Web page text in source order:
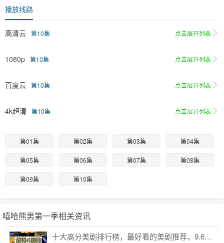
播放线路
高清云 第10集 点击展开列表
1080p 第10集 点击展开列表
百度云 第10集 点击展开列表
4k超清 第10集 点击展开列表
第01集 第02集 第03集 第04集
第05集 第06集 第07集 第08集
第09集 第10集
嘻哈熊男第一季相关资讯
十大高分美剧排行榜，最好看的美剧推荐，9.6分神剧扎堆